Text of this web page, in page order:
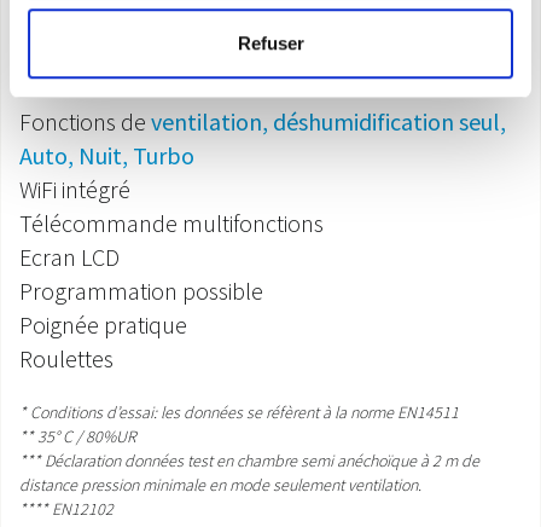
Refuser
Aucun bac:élimination automatique des
3 vitessesde ventilation
Fonctions de ventilation, déshumidification seul,
Auto, Nuit, Turbo
WiFi intégré
Télécommande multifonctions
Ecran LCD
Programmation possible
Poignée pratique
Roulettes
* Conditions d’essai: les données se réfèrent à la norme EN14511
** 35° C / 80%UR
*** Déclaration données test en chambre semi anéchoïque à 2 m de
distance pression minimale en mode seulement ventilation.
**** EN12102